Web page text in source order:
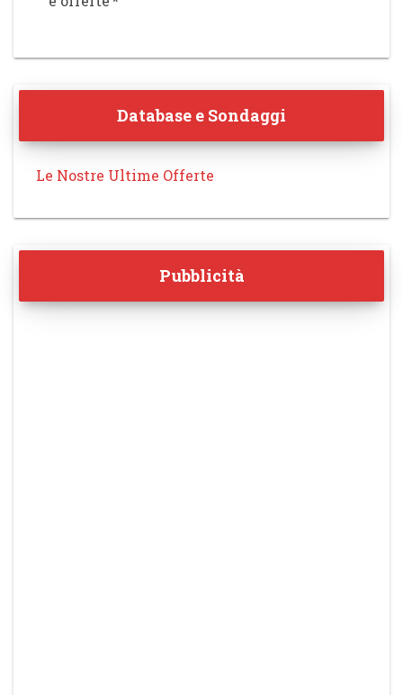
Database e Sondaggi
Le Nostre Ultime Offerte
Pubblicità